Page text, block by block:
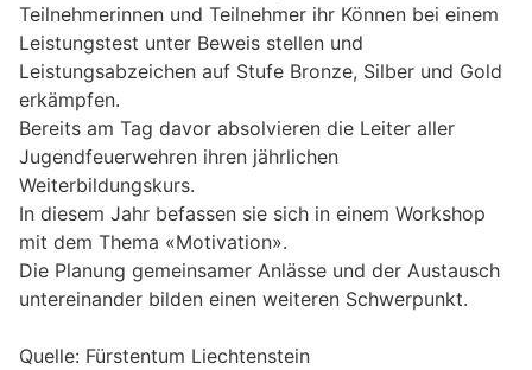
Teilnehmerinnen und Teilnehmer ihr Können bei einem
Leistungstest unter Beweis stellen und
Leistungsabzeichen auf Stufe Bronze, Silber und Gold
erkämpfen.
Bereits am Tag davor absolvieren die Leiter aller
Jugendfeuerwehren ihren jährlichen
Weiterbildungskurs.
In diesem Jahr befassen sie sich in einem Workshop
mit dem Thema «Motivation».
Die Planung gemeinsamer Anlässe und der Austausch
untereinander bilden einen weiteren Schwerpunkt.
Quelle: Fürstentum Liechtenstein